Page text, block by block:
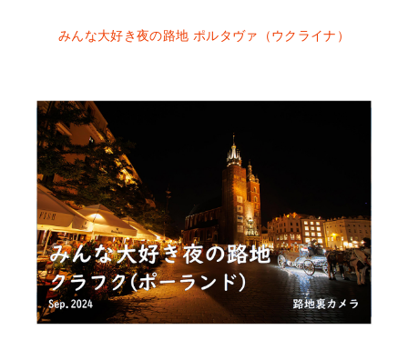
みんな大好き夜の路地 ポルタヴァ（ウクライナ）